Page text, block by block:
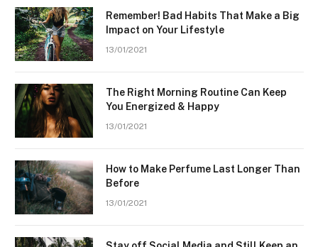
Remember! Bad Habits That Make a Big
Impact on Your Lifestyle
13/01/2021
The Right Morning Routine Can Keep
You Energized & Happy
13/01/2021
How to Make Perfume Last Longer Than
Before
13/01/2021